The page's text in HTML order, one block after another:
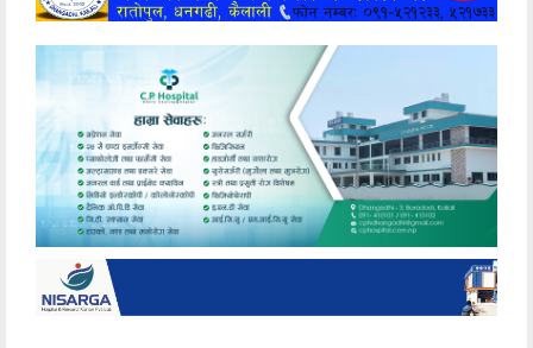
मनोरञ्जन
अन्य